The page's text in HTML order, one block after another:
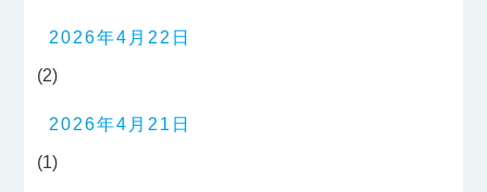
2026年4月22日
(2)
2026年4月21日
(1)